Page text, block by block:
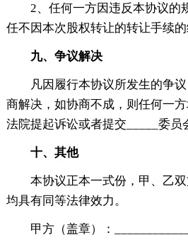
2、任何一方因违反本协议的
任不因本次股权转让的转让手续的
九、争议解决
凡因履行本协议所发生的争
商解决，如协商不成，则任何一
法院提起诉讼或者提交_____委员
十、其他
本协议正本一式份，甲、乙
均具有同等法律效力。
甲方（盖章）：